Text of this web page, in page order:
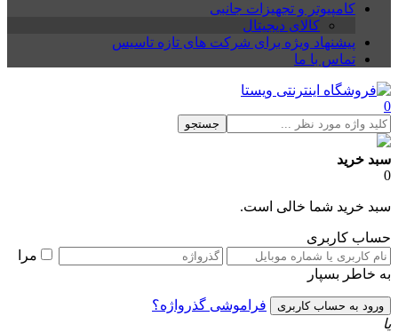
کامپیوتر و تجهیزات جانبی
کالای دیجیتال
پیشنهاد ویژه برای شرکت های تازه تاسیس
تماس با ما
0
جستجو
سبد خرید
0
سبد خرید شما خالی است.
حساب کاربری
مرا
به خاطر بسپار
فراموشی گذرواژه؟
یا